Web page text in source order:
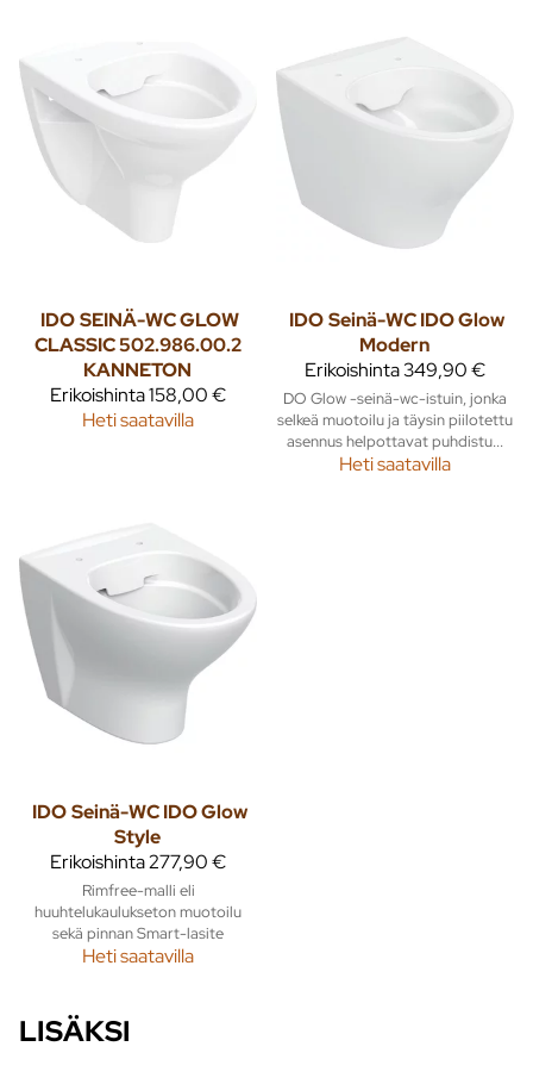
IDO SEINÄ-WC GLOW
CLASSIC 502.986.00.2
KANNETON
Erikoishinta158,00 €
Heti saatavilla
IDO Seinä-WC IDO Glow
Modern
Erikoishinta349,90 €
DO Glow -seinä-wc-istuin, jonka
selkeä muotoilu ja täysin piilotettu
asennus helpottavat puhdistu...
Heti saatavilla
IDO Seinä-WC IDO Glow
Style
Erikoishinta277,90 €
Rimfree-malli eli
huuhtelukaulukseton muotoilu
sekä pinnan Smart-lasite
Heti saatavilla
LISÄKSI